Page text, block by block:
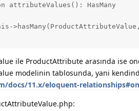
attributeValues(): HasMany
ile ProductAttribute arasında ise
modelinin tablosunda, yani
docs/11.x/eloquent-